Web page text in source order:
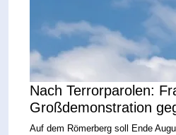
Nach Terrorparolen:
Großdemonstration
Auf dem Römerberg soll Ende